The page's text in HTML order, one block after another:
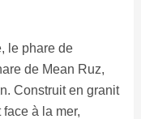
le phare de
de Mean Ruz,
Construit en granit
à la mer,